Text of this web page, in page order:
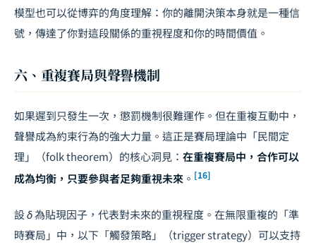
模型也可以從博弈的角度理解：你的離開決策本身就是一種信
號，傳達了你對這段關係的重視程度和你的時間價值。
六、重複賽局與聲譽機制
如果遲到只發生一次，懲罰機制很難運作。但在重複互動中，
聲譽成為約束行為的強大力量。這正是賽局理論中「民間定
理」（folk theorem）的核心洞見： 在重複賽局中，合作可以
成為均衡，只要參與者足夠重視未來 。 [16]
設δ為貼現因子，代表對未來的重視程度。在無限重複的「準
時賽局」中，以下「觸發策略」（trigger strategy）可以支持